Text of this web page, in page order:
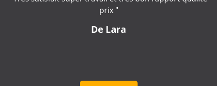
"Excellent travail de la part de cette entreprise.
soigné. Artisan très impliqué dans la réalisation de
travaux, très à l'écoute. Nous le recommandons